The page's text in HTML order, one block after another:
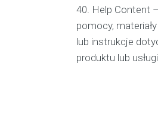
Help Content
pomocy,
lub instrukcje
produktu lub usługi.